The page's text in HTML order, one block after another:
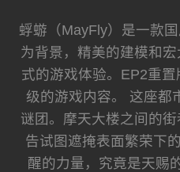
蜉蝣（MayFly）是一款
为背景，精美的建模和
式的游戏体验。EP2重
级的游戏内容。 这座都
谜团。摩天大楼之间的
告试图遮掩表面繁荣下
醒的力量，究竟是天赐